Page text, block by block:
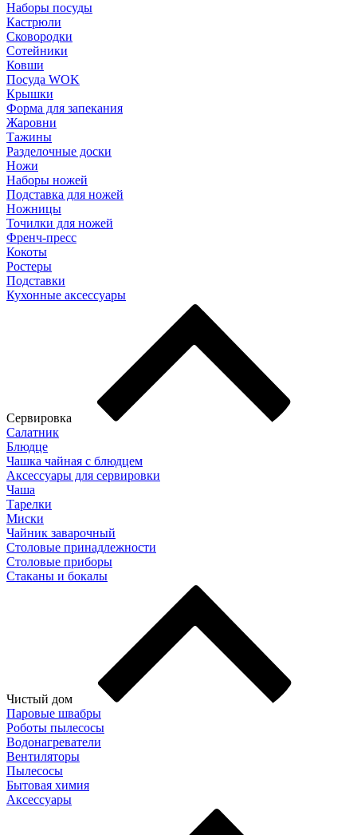
Наборы посуды
Кастрюли
Сковородки
Сотейники
Ковши
Посуда WOK
Крышки
Форма для запекания
Жаровни
Тажины
Разделочные доски
Ножи
Наборы ножей
Подставка для ножей
Ножницы
Точилки для ножей
Френч-пресс
Кокоты
Ростеры
Подставки
Кухонные аксессуары
Сервировка
Салатник
Блюдце
Чашка чайная с блюдцем
Аксессуары для сервировки
Чаша
Тарелки
Миски
Чайник заварочный
Столовые принадлежности
Столовые приборы
Стаканы и бокалы
Чистый дом
Паровые швабры
Роботы пылесосы
Водонагреватели
Вентиляторы
Пылесосы
Бытовая химия
Аксессуары